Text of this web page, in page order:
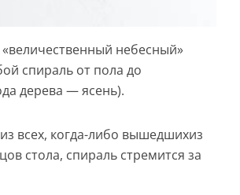
небесный»
спираль от пола до
дерева — ясень).
всех, когда-либо вышедшихиз
стола, спираль стремится за